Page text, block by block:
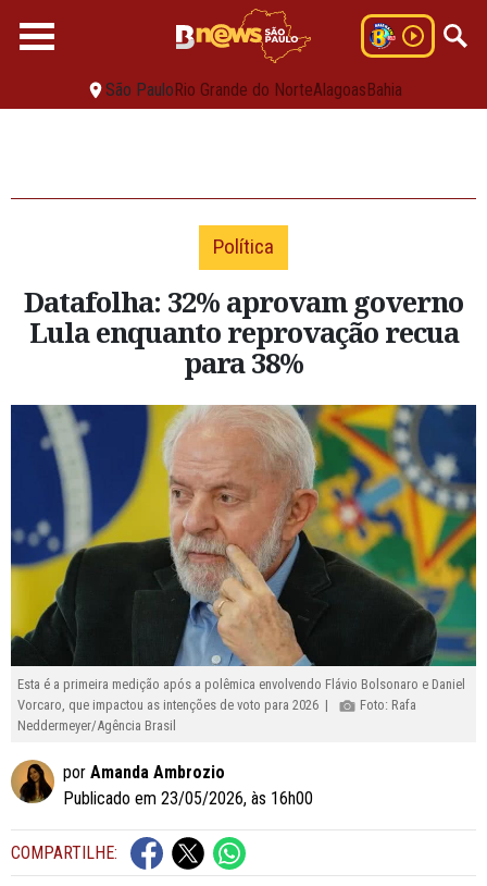
São PauloRio Grande do NorteAlagoasBahia
Política
Datafolha: 32% aprovam governo
Lula enquanto reprovação recua
para 38%
Esta é a primeira medição após a polêmica envolvendo Flávio Bolsonaro e Daniel
Vorcaro, que impactou as intenções de voto para 2026 |
Foto: Rafa
Neddermeyer/Agência Brasil
por Amanda Ambrozio
Publicado em 23/05/2026, às 16h00
COMPARTILHE: